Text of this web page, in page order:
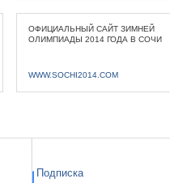
ОФИЦИАЛЬНЫЙ САЙТ ЗИМНЕЙ
ОЛИМПИАДЫ 2014 ГОДА В СОЧИ
WWW.SOCHI2014.COM
Подписка